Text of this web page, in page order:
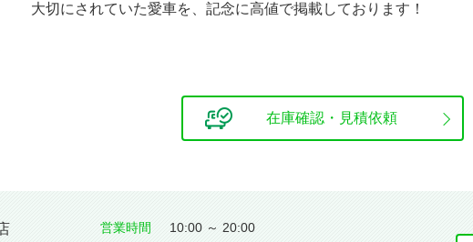
大切にされていた愛車を、記念に高値で掲載しております！
在庫確認・見積依頼
営業時間
10:00 ～ 20:00